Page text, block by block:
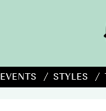
EVENTS STYLES